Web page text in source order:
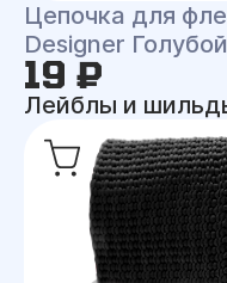
Цепочка для
Designer Голубой
19 ₽
Лейблы и